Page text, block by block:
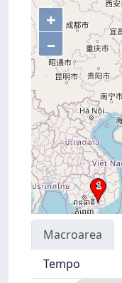
+
–
Macroarea
Tempo